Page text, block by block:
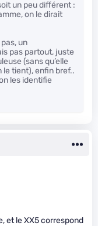
un peu différent :
on le dirait
un
pas partout, juste
(sans qu’elle
le tient), enfin bref..
les identifie
et le XX5 correspond